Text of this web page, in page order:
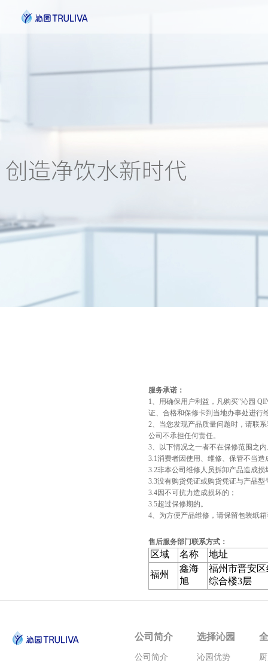
服务承诺：
1、用确保用户利益，凡购买“沁园
证、合格和保修卡到当地办事处进行
2、当您发现产品质量问题时，请联
公司不承担任何责任。
3、以下情况之一者不在保修范围之内
3.1消费者因使用、维修、保管不当造
3.2非本公司维修人员拆卸产品造成损
3.3没有购货凭证或购货凭证与产品型
3.4因不可抗力造成损坏的；
3.5超过保修期的。
4、为方便产品维修，请保留包装纸
售后服务部门联系方式：
区域 名称
地址
福州
鑫海
旭
福州市晋安
综合楼3层
公司简介
公司简介
选择沁园
沁园优势